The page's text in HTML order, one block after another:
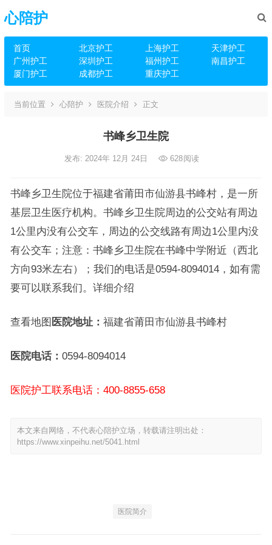
心陪护
首页 北京护工 上海护工
天津护工
广州护工
深圳护工 福州护工
南昌护工
厦门护工
成都护工 重庆护工
当前位置 心陪护 医院介绍 正文
书峰乡卫生院
发布: 2024年 12月 24日 628阅读
书峰乡卫生院位于福建省莆田市仙游县书峰村，是一所
基层卫生医疗机构。书峰乡卫生院周边的公交站有周边
1公里内没有公交车，周边的公交线路有周边1公里内没
有公交车；注意：书峰乡卫生院在书峰中学附近（西北
方向93米左右）；我们的电话是0594-8094014，如有需
要可以联系我们。详细介绍
查看地图 医院地址： 福建省莆田市仙游县书峰村
医院电话： 0594-8094014
医院护工联系电话：400-8855-658
本文来自网络，不代表心陪护立场，转载请注明出处：
https://www.xinpeihu.net/5041.html
医院简介